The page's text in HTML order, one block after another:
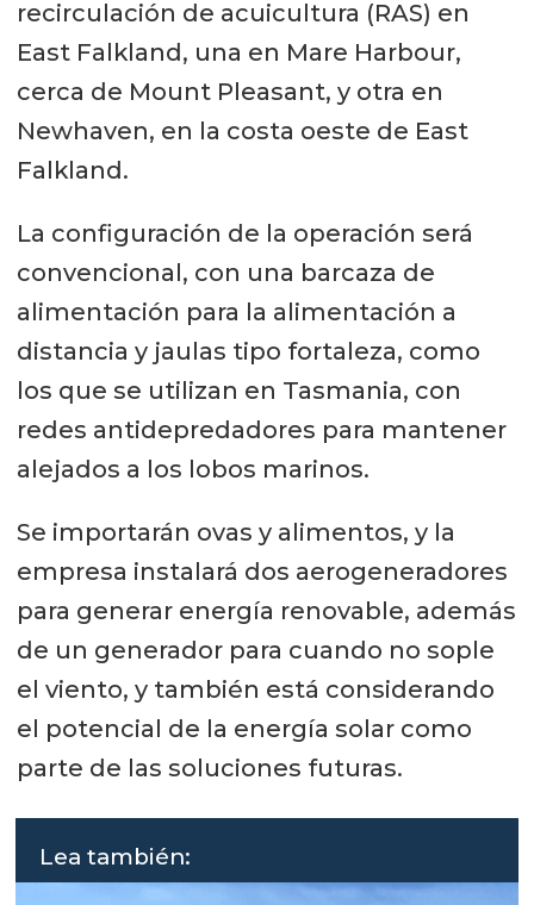
recirculación de acuicultura (RAS) en
East Falkland, una en Mare Harbour,
cerca de Mount Pleasant, y otra en
Newhaven, en la costa oeste de East
Falkland.
La configuración de la operación será
convencional, con una barcaza de
alimentación para la alimentación a
distancia y jaulas tipo fortaleza, como
los que se utilizan en Tasmania, con
redes antidepredadores para mantener
alejados a los lobos marinos.
Se importarán ovas y alimentos, y la
empresa instalará dos aerogeneradores
para generar energía renovable, además
de un generador para cuando no sople
el viento, y también está considerando
el potencial de la energía solar como
parte de las soluciones futuras.
Lea también: